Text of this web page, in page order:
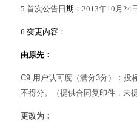
5.首次公告日 期： 2013年10 月 24 日
6.变更内容：
由原先：
C9.用户认可度（满分3分）：投
不得分。（提供合同复印件，未
更改为：